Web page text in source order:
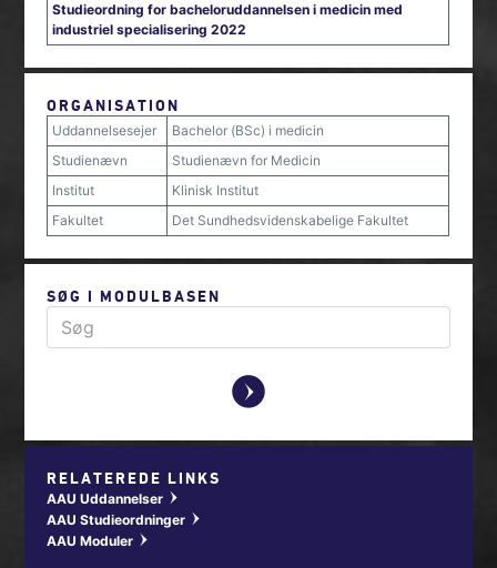
Studieordning for bacheloruddannelsen i medicin med
industriel specialisering 2022
ORGANISATION
Uddannelsesejer
Bachelor (BSc) i medicin
Studienævn
Studienævn for Medicin
Institut
Klinisk Institut
Fakultet
Det Sundhedsvidenskabelige Fakultet
SØG I MODULBASEN
y
RELATEREDE LINKS
AAU Uddannelser w
AAU Studieordninger w
AAU Moduler w